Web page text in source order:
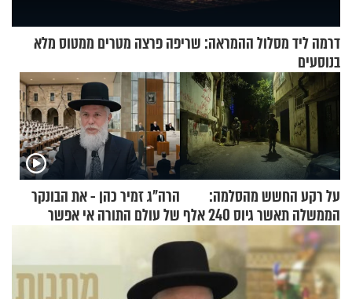
דרמה ליד מסלול ההמראה: שריפה פרצה מטרים ממטוס מלא
בנוסעים
על רקע החשש מהסלמה:
הממשלה תאשר גיוס 240 אלף
אנשי מילואים
הרה"ג זמיר כהן - את הבונקר
של עולם התורה אי אפשר